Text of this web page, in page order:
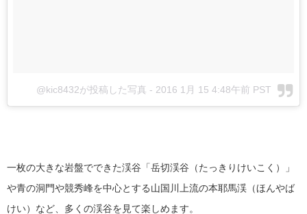
@kic8432が投稿した写真 - 2016 1月 15 4:48午前 PST
一枚の大きな岩盤でできた渓谷「岳切渓谷（たっきりけいこく）」
や青の洞門や競秀峰を中心とする山国川上流の本耶馬渓（ほんやば
けい）など、多くの渓谷を見て楽しめます。